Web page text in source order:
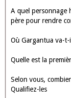
François Rabelais,
que le système
Une utopie